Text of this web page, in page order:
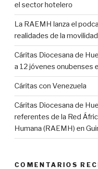
el sector hotelero
La RAEMH lanza el
realidades de la
Cáritas Diocesana de
a 12 jóvenes onubenses
Cáritas con Venezuela
Cáritas Diocesana de
referentes de la Red
Humana (RAEMH) en
COMENTARIOS